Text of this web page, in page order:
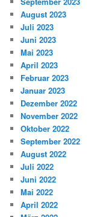
August 2023
Juli 2023
Juni 2023
Mai 2023
April 2023
Februar 2023
Januar 2023
Dezember 2022
November 2022
Oktober 2022
September 2022
August 2022
Juli 2022
Juni 2022
Mai 2022
April 2022